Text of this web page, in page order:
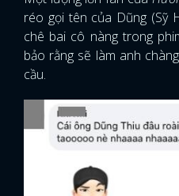
réo gọi tên của Dũng (Sỹ
chê bai cô nàng trong
bảo rằng sẽ làm anh
cầu.